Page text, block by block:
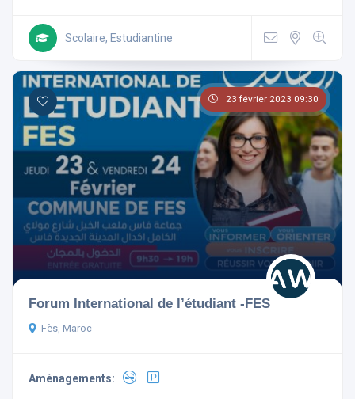
Scolaire, Estudiantine
23 février 2023 09:30
Forum International de l’étudiant -FES
Fès, Maroc
Aménagements: